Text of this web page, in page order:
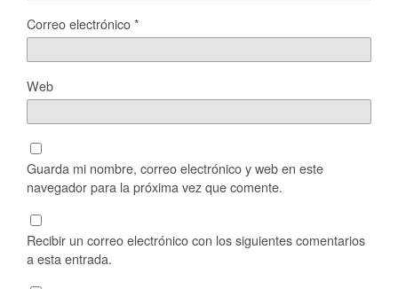
Correo electrónico*
Web
Guarda mi nombre, correo electrónico y web en este
navegador para la próxima vez que comente.
Recibir un correo electrónico con los siguientes comentarios
a esta entrada.